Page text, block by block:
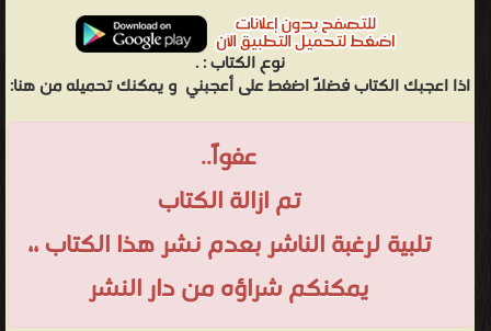
نوع الكتاب :.
اذا اعجبك الكتاب فضلاً اضغط على أعجبني و يمكنك تحميله من هنا:
عفواً..
تم ازالة الكتاب
تلبية لرغبة الناشر بعدم نشر هذا الكتاب ،،
يمكنكم شراؤه من دار النشر